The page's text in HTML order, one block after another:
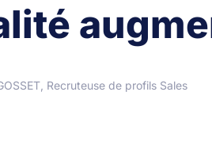
Recruteuse de profils Sales